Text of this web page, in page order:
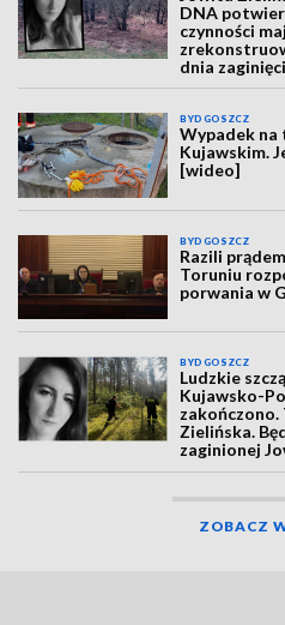
DNA
czynności
dnia
BYDGOSZCZ
Wypadek na
Kujawskim.
[wideo]
BYDGOSZCZ
Razili
Toruniu
porwania w
BYDGOSZCZ
Ludzkie
Kujawsko-
Zielińska.
zaginionej
wideo,
ZOBACZ